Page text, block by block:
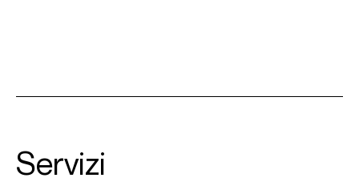
Servizi